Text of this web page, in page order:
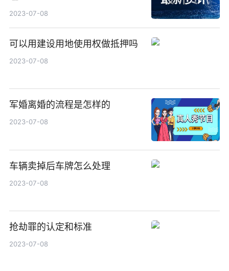
2023-07-08
可以用建设用地使用权做抵押吗
2023-07-08
军婚离婚的流程是怎样的
2023-07-08
车辆卖掉后车牌怎么处理
2023-07-08
抢劫罪的认定和标准
2023-07-08